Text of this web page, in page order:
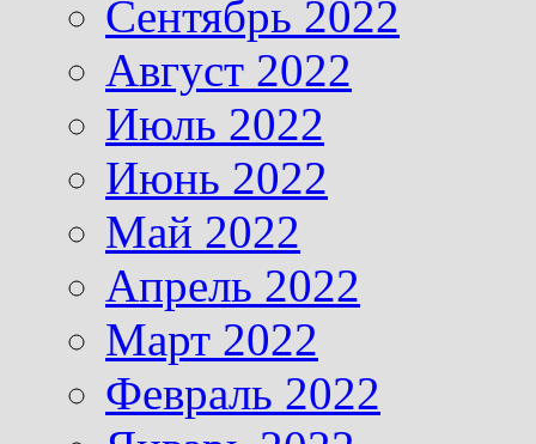
Сентябрь 2022
Август 2022
Июль 2022
Июнь 2022
Май 2022
Апрель 2022
Март 2022
Февраль 2022